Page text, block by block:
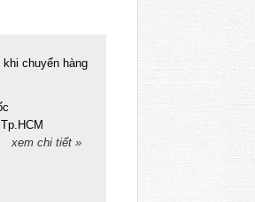
chuyển hàng
xem chi tiết »